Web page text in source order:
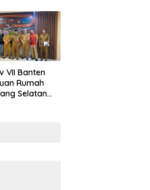
VII Banten
Rumah
Selatan